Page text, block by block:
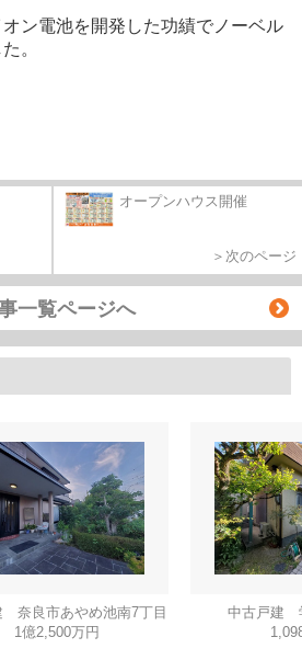
ン電池を開発した功績でノーベル
。
オープンハウス開催
＞次のページ
一覧ページへ
奈良市あやめ池南7丁目
1億2,500万円
中古戸建